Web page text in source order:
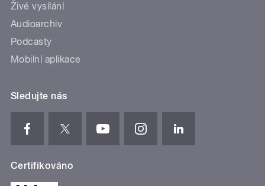
Živé vysílání
Audioarchiv
Podcasty
Mobilní aplikace
Sledujte nás
Certifikováno